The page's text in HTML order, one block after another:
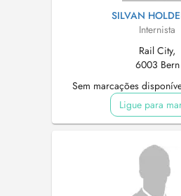
SILVAN
Internista
Rail City,
6003 Bern
Sem marcações
Ligue para